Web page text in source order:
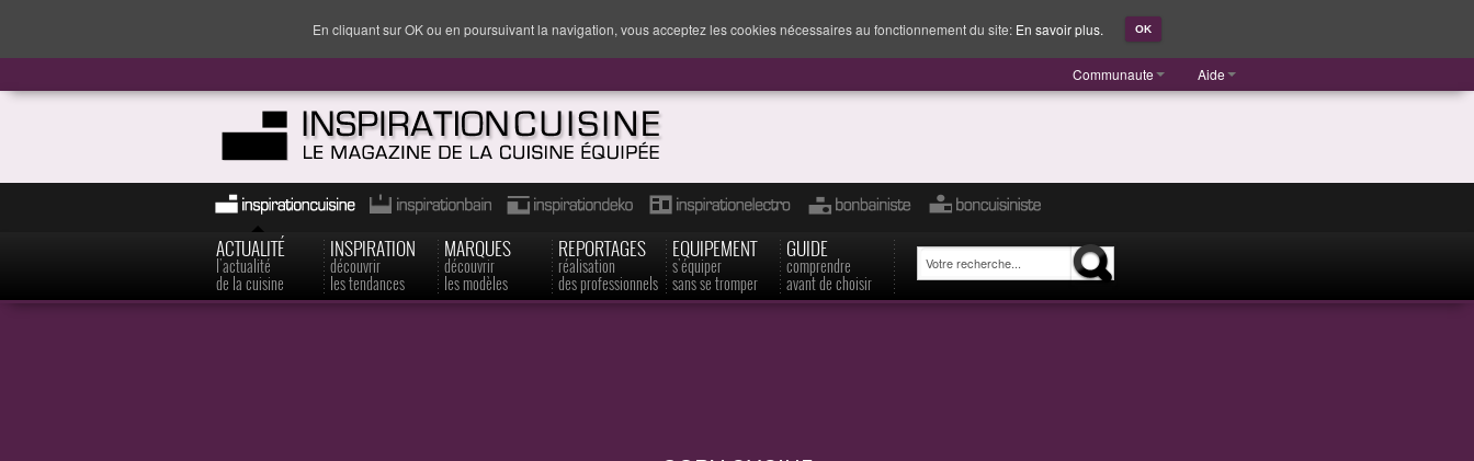
Communaute Aide
ACTUALITÉ
l'actualité
de la cuisine
INSPIRATION
découvrir
les tendances
MARQUES
découvrir
les modèles
REPORTAGES
réalisation
des professionnels
EQUIPEMENT
s'équiper
sans se tromper
GUIDE
comprendre
avant de choisir
En cliquant sur OK ou en poursuivant la navigation, vous acceptez les cookies nécessaires au fonctionnement du site: En savoir plus. OK